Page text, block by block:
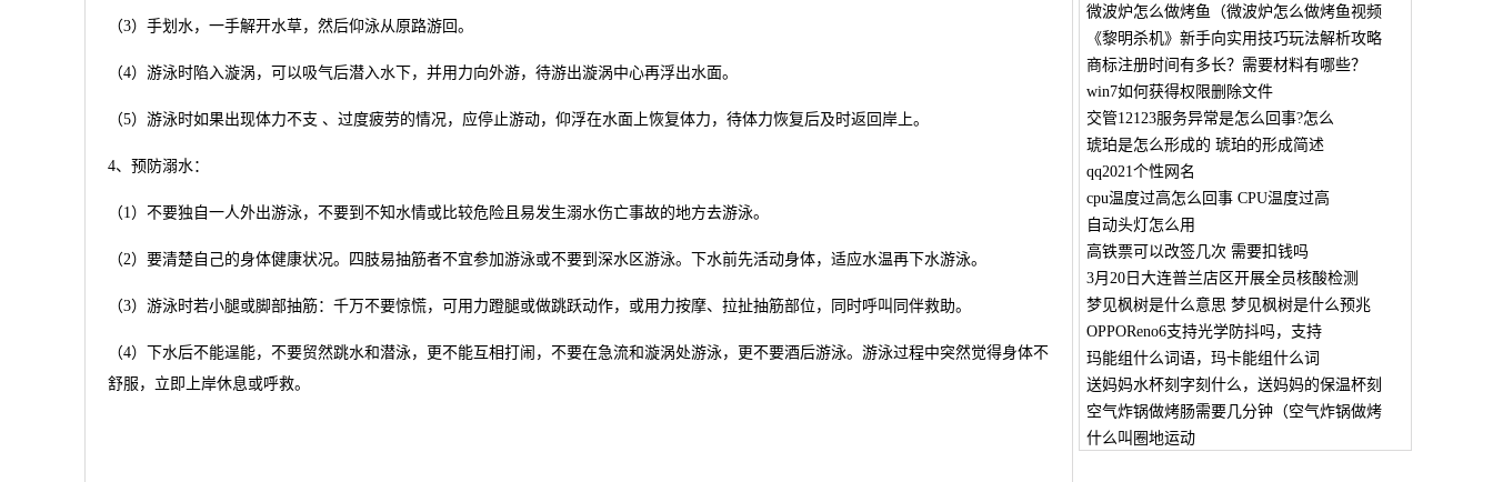
（3）手划水，一手解开水草，然后仰泳从原路游回。
（4）游泳时陷入漩涡，可以吸气后潜入水下，并用力向外游，待游出漩涡中心再浮出水面。
（5）游泳时如果出现体力不支 、过度疲劳的情况，应停止游动，仰浮在水面上恢复体力，待体力恢复后及时返回岸上。
4、预防溺水：
（1）不要独自一人外出游泳，不要到不知水情或比较危险且易发生溺水伤亡事故的地方去游泳。
（2）要清楚自己的身体健康状况。四肢易抽筋者不宜参加游泳或不要到深水区游泳。下水前先活动身体，适应水温再下水游泳。
（3）游泳时若小腿或脚部抽筋：千万不要惊慌，可用力蹬腿或做跳跃动作，或用力按摩、拉扯抽筋部位，同时呼叫同伴救助。
（4）下水后不能逞能，不要贸然跳水和潜泳，更不能互相打闹，不要在急流和漩涡处游泳，更不要酒后游泳。游泳过程中突然觉得身体不
舒服，立即上岸休息或呼救。
微波炉怎么做烤鱼（微波炉怎么做烤鱼视频
《黎明杀机》新手向实用技巧玩法解析攻略
商标注册时间有多长？需要材料有哪些？
win7如何获得权限删除文件
交管12123服务异常是怎么回事?怎么
琥珀是怎么形成的 琥珀的形成简述
qq2021个性网名
cpu温度过高怎么回事 CPU温度过高
自动头灯怎么用
高铁票可以改签几次 需要扣钱吗
3月20日大连普兰店区开展全员核酸检测
梦见枫树是什么意思 梦见枫树是什么预兆
OPPOReno6支持光学防抖吗，支持
玛能组什么词语，玛卡能组什么词
送妈妈水杯刻字刻什么，送妈妈的保温杯刻
空气炸锅做烤肠需要几分钟（空气炸锅做烤
什么叫圈地运动